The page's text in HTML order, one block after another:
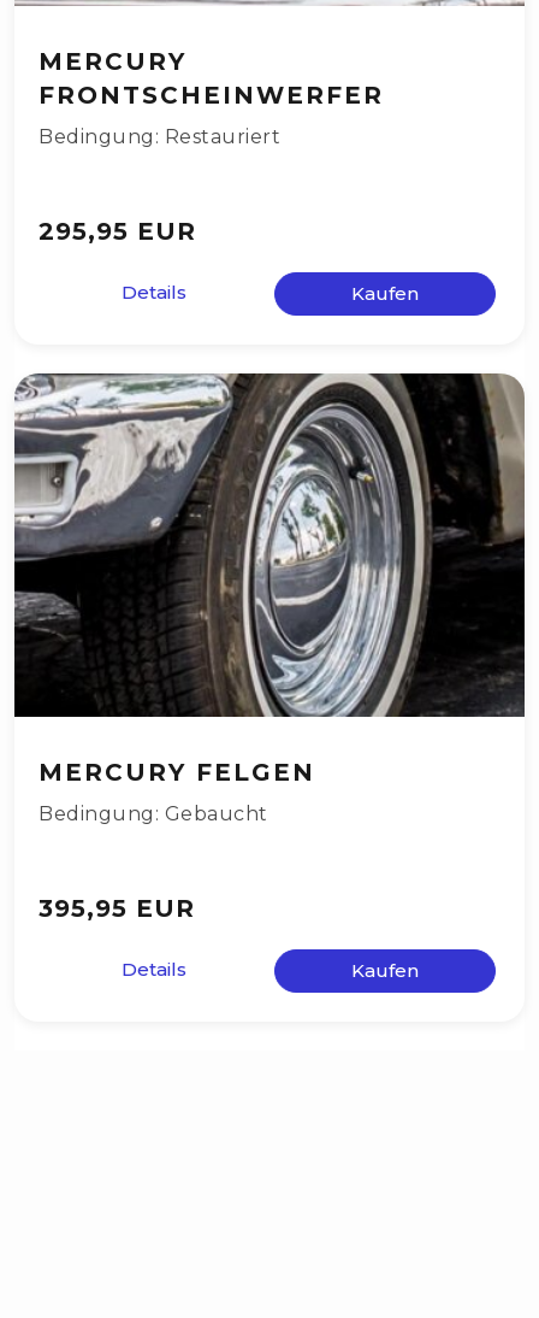
MERCURY
FRONTSCHEINWERFER
Bedingung: Restauriert
295,95 EUR
Details Kaufen
MERCURY FELGEN
Bedingung: Gebaucht
395,95 EUR
Details Kaufen